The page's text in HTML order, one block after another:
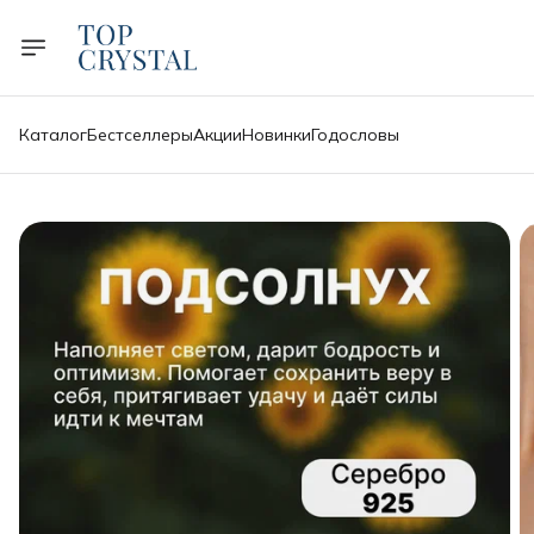
КаталогБестселлерыАкцииНовинкиГодословы